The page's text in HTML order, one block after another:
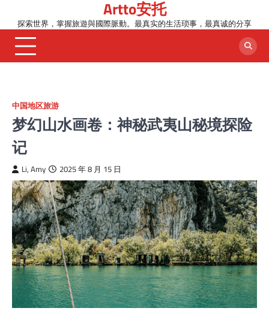
content
Artto安托
探索世界，掌握旅遊與國際脈動。最真实的生活琐事，最真诚的分享
中国地区旅游
梦幻山水画卷：神秘武夷山秘境探险
记
Li, Amy 2025 年 8 月 15 日